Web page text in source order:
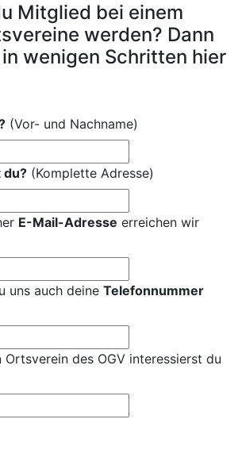
Mitglied bei einem
werden? Dann
wenigen Schritten hier
(Vor- und Nachname)
du? (Komplette Adresse)
E-Mail-Adresse erreichen wir
uns auch deine Telefonnummer
Ortsverein des OGV interessierst du